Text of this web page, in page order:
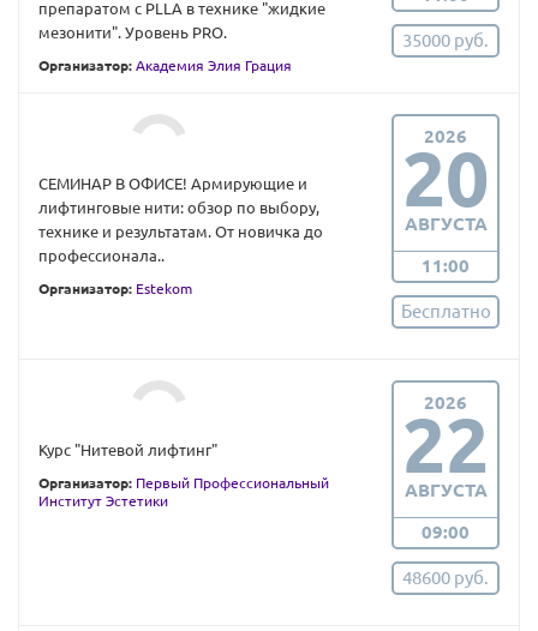
препаратом с PLLA в технике "жидкие
мезонити". Уровень PRO.
Организатор: Академия Элия Грация
35000 руб.
СЕМИНАР В ОФИСЕ! Армирующие и
лифтинговые нити: обзор по выбору,
технике и результатам. От новичка до
профессионала..
Организатор: Estekom
2026
20
АВГУСТА
11:00
Бесплатно
Курс "Нитевой лифтинг"
Организатор: Первый Профессиональный
Институт Эстетики
2026
22
АВГУСТА
09:00
48600 руб.